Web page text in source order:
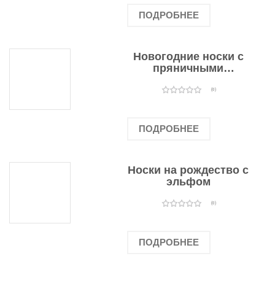
ПОДРОБНЕЕ
Новогодние носки с
пряничными
(0)
ПОДРОБНЕЕ
Носки на рождество с
эльфом
(0)
ПОДРОБНЕЕ